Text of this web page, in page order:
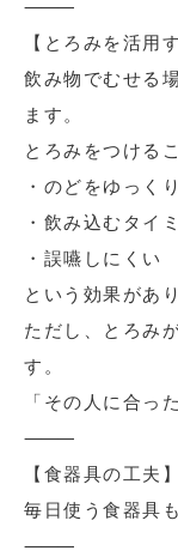
⸻
【とろみを活用
飲み物でむせる
ます。
とろみをつける
・のどをゆっく
・飲み込むタイ
・誤嚥しにくい
という効果があ
ただし、とろみ
す。
「その人に合っ
⸻
【食器具の工夫】
毎日使う食器具
⸻